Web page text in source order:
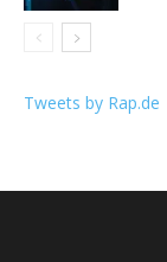
Tweets by Rap.de